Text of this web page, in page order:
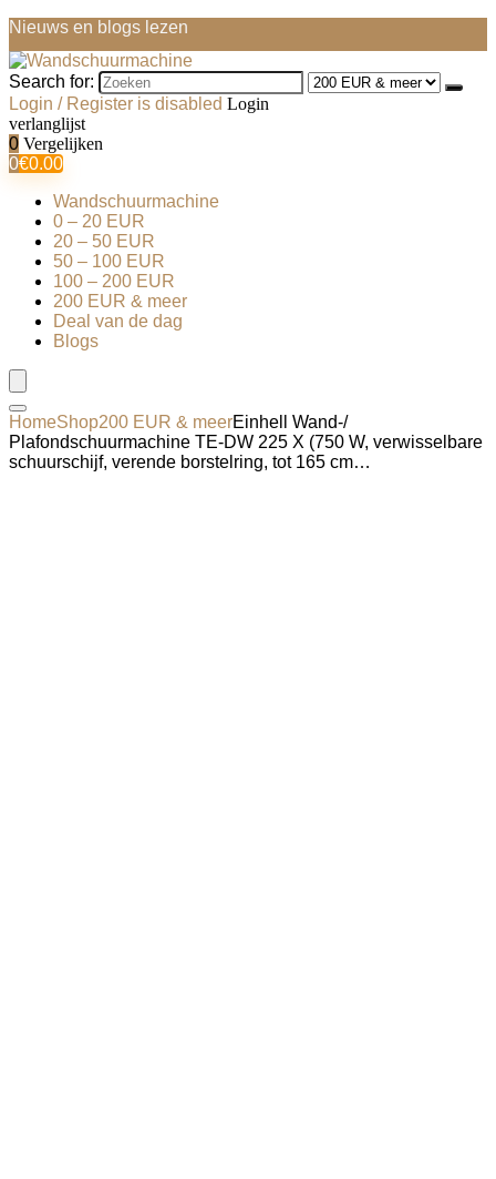
Nieuws en blogs lezen
Search for:
Login / Register is disabled Login
verlanglijst
0 Vergelijken
0€0.00
Wandschuurmachine
0 – 20 EUR
20 – 50 EUR
50 – 100 EUR
100 – 200 EUR
200 EUR & meer
Deal van de dag
Blogs
HomeShop200 EUR & meerEinhell Wand-/
Plafondschuurmachine TE-DW 225 X (750 W, verwisselbare
schuurschijf, verende borstelring, tot 165 cm…